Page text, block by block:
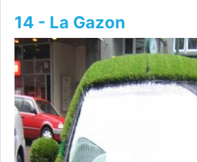
14 - La Gazon